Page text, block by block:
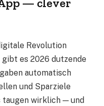
— clever
Revolution
es 2026 dutzende
automatisch
und Sparziele
wirklich — und